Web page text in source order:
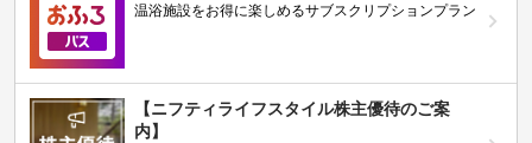
温浴施設をお得に楽しめるサブスクリプションプラン
【ニフティライフスタイル株主優待のご案
内】